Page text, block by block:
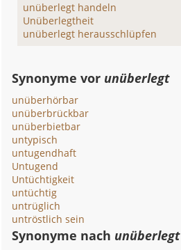
unüberlegt handeln
Unüberlegtheit
unüberlegt herausschlüpfen
Synonyme vor unüberlegt
unüberhörbar
unüberbrückbar
unüberbietbar
untypisch
untugendhaft
Untugend
Untüchtigkeit
untüchtig
untrüglich
untröstlich sein
Synonyme nach unüberlegt